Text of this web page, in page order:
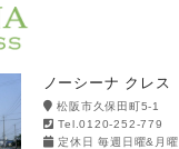
ノーシーナ クレス
松阪市久保田町5-1
Tel.0120-252-779
定休日 毎週日曜&月曜